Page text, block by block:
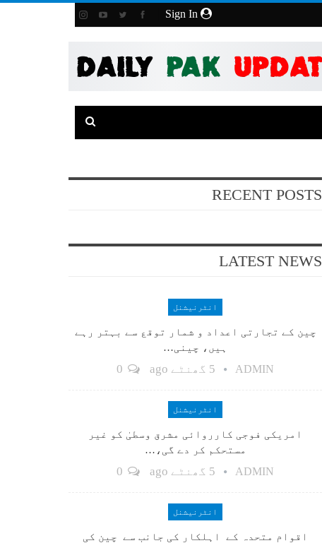
RECENT POSTS
LATEST NEWS
انٹرنیشنل
چین کے تجارتی اعداد و شمار توقع سے بہتر رہے
ہیں، چینی…
ADMIN 5 گھنٹے ago
انٹرنیشنل
امریکی فوجی کارروائی مشرق وسطیٰ کو غیر
مستحکم کر دے گی،…
ADMIN 5 گھنٹے ago
انٹرنیشنل
اقوام متحدہ کے اہلکار کی جانب سے چین کی